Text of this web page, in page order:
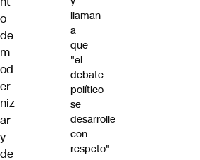
o
de
m
od
er
niz
ar
y
de
llaman
a
que
"el
debate
político
se
desarrolle
con
respeto"